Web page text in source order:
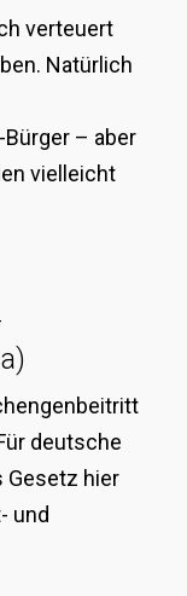
verteuert
Natürlich
– aber
vielleicht
deutsche
Gesetz hier
und